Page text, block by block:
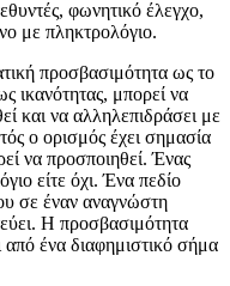
φωνητικό έλεγχο,
με πληκτρολόγιο.
προσβασιμότητα ως το
ικανότητας, μπορεί να
και να αλληλεπιδράσει με
ο ορισμός έχει σημασία
να προσποιηθεί. Ένας
είτε όχι. Ένα πεδίο
σε έναν αναγνώστη
Η προσβασιμότητα
από ένα διαφημιστικό σήμα